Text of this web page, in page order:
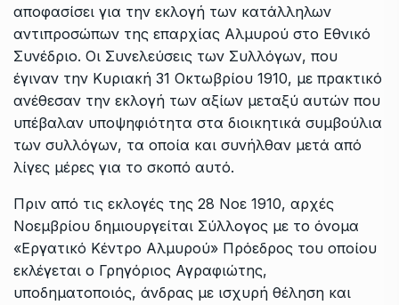
αποφασίσει για την εκλογή των κατάλληλων
αντιπροσώπων της επαρχίας Αλμυρού στο Εθνικό
Συνέδριο. Οι Συνελεύσεις των Συλλόγων, που
έγιναν την Κυριακή 31 Οκτωβρίου 1910, με πρακτικό
ανέθεσαν την εκλογή των αξίων μεταξύ αυτών που
υπέβαλαν υποψηφιότητα στα διοικητικά συμβούλια
των συλλόγων, τα οποία και συνήλθαν μετά από
λίγες μέρες για το σκοπό αυτό.
Πριν από τις εκλογές της 28 Νοε 1910, αρχές
Νοεμβρίου δημιουργείται Σύλλογος με το όνομα
«Εργατικό Κέντρο Αλμυρού» Πρόεδρος του οποίου
εκλέγεται ο Γρηγόριος Αγραφιώτης,
υποδηματοποιός, άνδρας με ισχυρή θέληση και